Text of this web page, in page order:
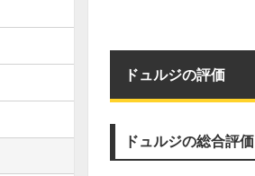
ドュルジの評価
ドュルジの総合評価